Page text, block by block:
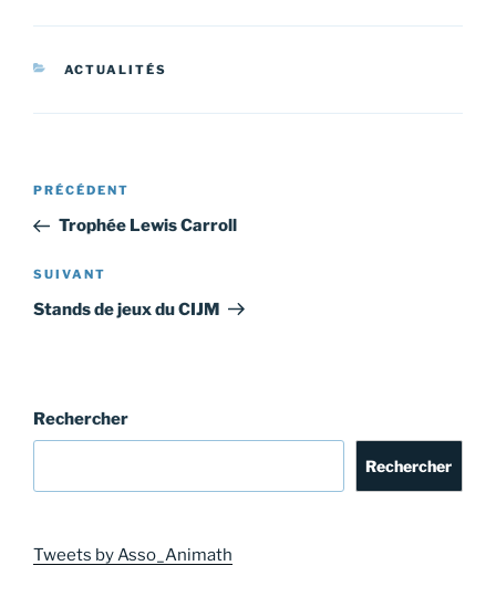
CATÉGORIES
ACTUALITÉS
Navigation
l’article
Article
précédent
PRÉCÉDENT
Trophée Lewis Carroll
Article
suivant
SUIVANT
Stands de jeux du CIJM
Rechercher
Rechercher
Tweets by Asso_Animath